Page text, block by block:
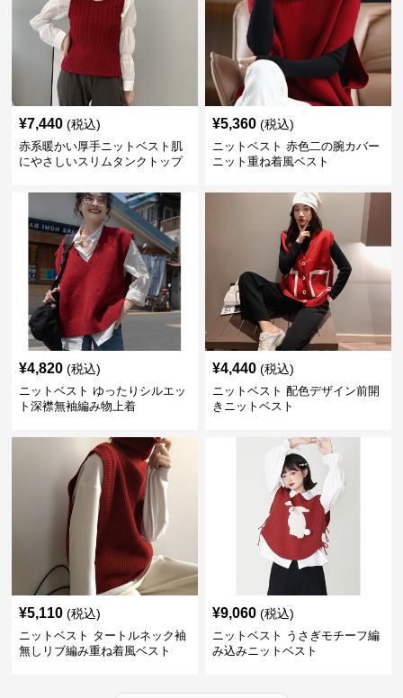
¥7,440 (税込)
赤系暖かい厚手ニットベスト肌
にやさしいスリムタンクトップ
¥5,360 (税込)
ニットベスト 赤色二の腕カバー
ニット重ね着風ベスト
¥4,820 (税込)
ニットベスト ゆったりシルエッ
ト深襟無袖編み物上着
¥4,440 (税込)
ニットベスト 配色デザイン前開
きニットベスト
¥5,110 (税込)
ニットベスト タートルネック袖
無しリブ編み重ね着風ベスト
¥9,060 (税込)
ニットベスト うさぎモチーフ編
み込みニットベスト